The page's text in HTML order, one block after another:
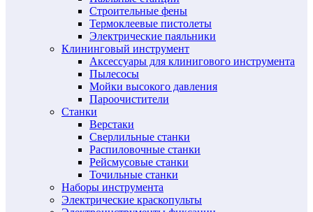
Строительные фены
Термоклеевые пистолеты
Электрические паяльники
Клининговый инструмент
Аксессуары для клинигового инструмента
Пылесосы
Мойки высокого давления
Пароочистители
Станки
Верстаки
Сверлильные станки
Распиловочные станки
Рейсмусовые станки
Точильные станки
Наборы инструмента
Электрические краскопульты